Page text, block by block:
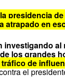
presidencia
atrapado en
al
los grandes
de
el